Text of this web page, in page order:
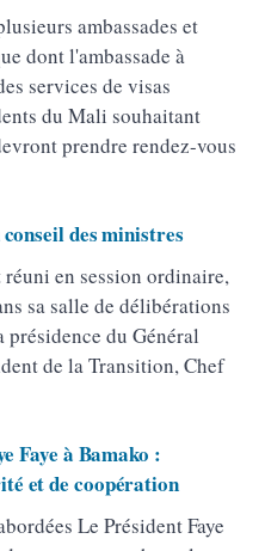
ambassades et
dont l'ambassade à
services de visas
du Mali souhaitant
prendre rendez-vous
des ministres
en session ordinaire,
sa salle de délibérations
présidence du Général
de la Transition, Chef
Faye à Bamako :
et de coopération
Le Président Faye